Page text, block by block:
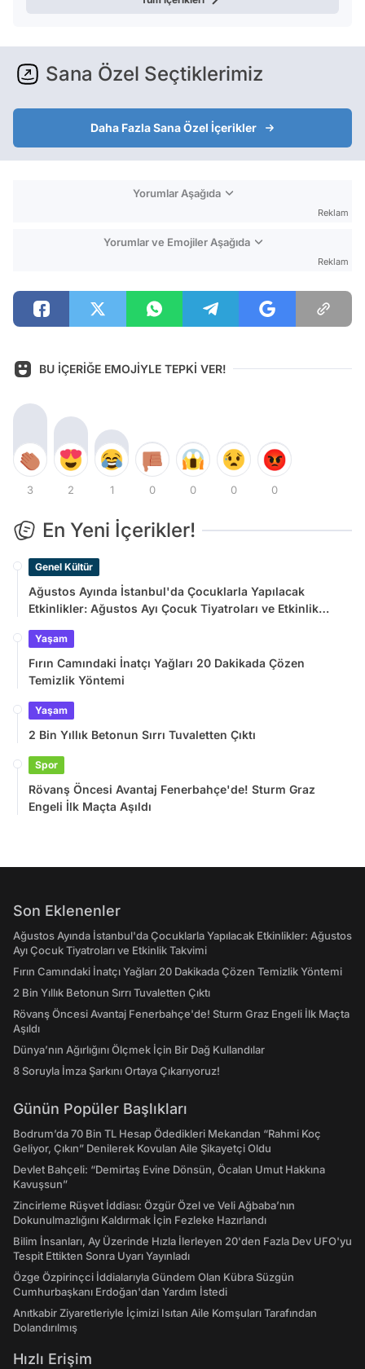
Sana Özel Seçtiklerimiz
Daha Fazla Sana Özel İçerikler
Yorumlar Aşağıda
Reklam
Yorumlar ve Emojiler Aşağıda
Reklam
BU İÇERİĞE EMOJİYLE TEPKİ VER!
3 2 1 0 0 0 0
En Yeni İçerikler!
Genel Kültür
Ağustos Ayında İstanbul'da Çocuklarla Yapılacak
Etkinlikler: Ağustos Ayı Çocuk Tiyatroları ve Etkinlik
Yaşam
Fırın Camındaki İnatçı Yağları 20 Dakikada Çözen
Temizlik Yöntemi
Yaşam
2 Bin Yıllık Betonun Sırrı Tuvaletten Çıktı
Spor
Rövanş Öncesi Avantaj Fenerbahçe'de! Sturm Graz
Engeli İlk Maçta Aşıldı
Son Eklenenler
Ağustos Ayında İstanbul'da Çocuklarla Yapılacak Etkinlikler: Ağustos
Ayı Çocuk Tiyatroları ve Etkinlik Takvimi
Fırın Camındaki İnatçı Yağları 20 Dakikada Çözen Temizlik Yöntemi
2 Bin Yıllık Betonun Sırrı Tuvaletten Çıktı
Rövanş Öncesi Avantaj Fenerbahçe'de! Sturm Graz Engeli İlk Maçta
Aşıldı
Dünya’nın Ağırlığını Ölçmek İçin Bir Dağ Kullandılar
8 Soruyla İmza Şarkını Ortaya Çıkarıyoruz!
Günün Popüler Başlıkları
Bodrum’da 70 Bin TL Hesap Ödedikleri Mekandan “Rahmi Koç
Geliyor, Çıkın” Denilerek Kovulan Aile Şikayetçi Oldu
Devlet Bahçeli: “Demirtaş Evine Dönsün, Öcalan Umut Hakkına
Kavuşsun”
Zincirleme Rüşvet İddiası: Özgür Özel ve Veli Ağbaba’nın
Dokunulmazlığını Kaldırmak İçin Fezleke Hazırlandı
Bilim İnsanları, Ay Üzerinde Hızla İlerleyen 20'den Fazla Dev UFO'yu
Tespit Ettikten Sonra Uyarı Yayınladı
Özge Özpirinçci İddialarıyla Gündem Olan Kübra Süzgün
Cumhurbaşkanı Erdoğan'dan Yardım İstedi
Anıtkabir Ziyaretleriyle İçimizi Isıtan Aile Komşuları Tarafından
Dolandırılmış
Hızlı Erişim